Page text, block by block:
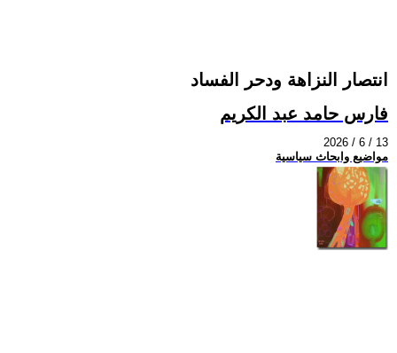
انتصار النزاهة ودحر الفساد
فارس حامد عبد الكريم
2026 / 6 / 13
مواضيع وابحاث سياسية